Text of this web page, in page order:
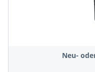
Neu-